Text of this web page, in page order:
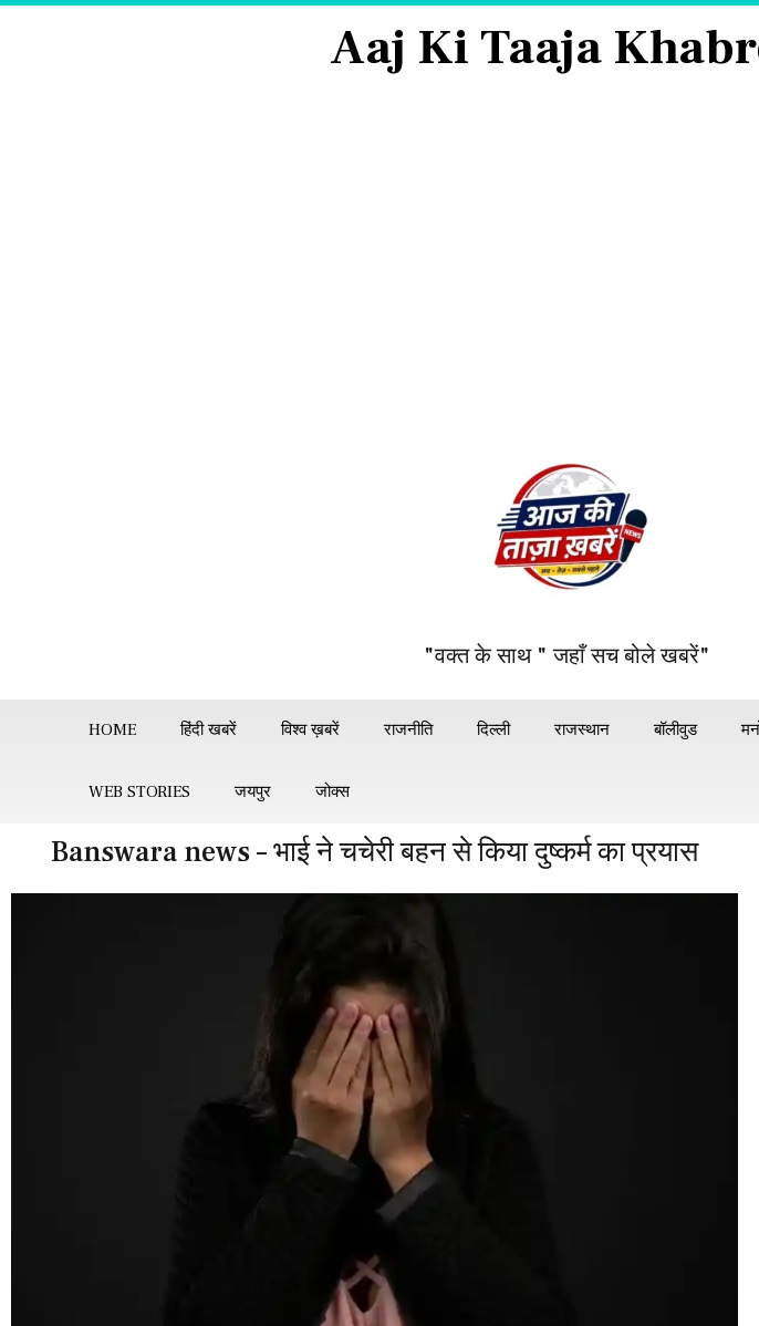
Aaj Ki Taaja
"वक्त के साथ " जहाँ सच बोले खबरें"
HOME हिंदी खबरें विश्व ख़बरें राजनीति दिल्ली राजस्थान बॉलीवुड
WEB STORIES जयपुर जोक्स
Banswara news – भाई ने चचेरी बहन से किया दुष्कर्म का प्रयास